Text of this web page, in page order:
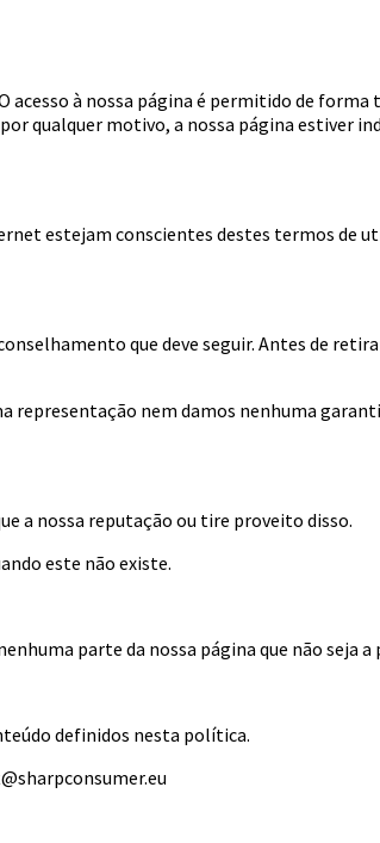
à nossa página é permitido de
qualquer motivo, a nossa página estiver
estejam conscientes destes termos de
que deve seguir. Antes de
nem damos nenhuma
a nossa reputação ou tire proveito disso.
este não existe.
parte da nossa página que não seja a
definidos nesta política.